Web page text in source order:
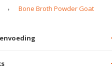
Bone Broth Powder Goat